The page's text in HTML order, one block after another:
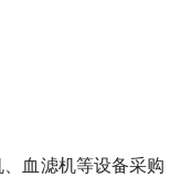
血滤机等设备采购